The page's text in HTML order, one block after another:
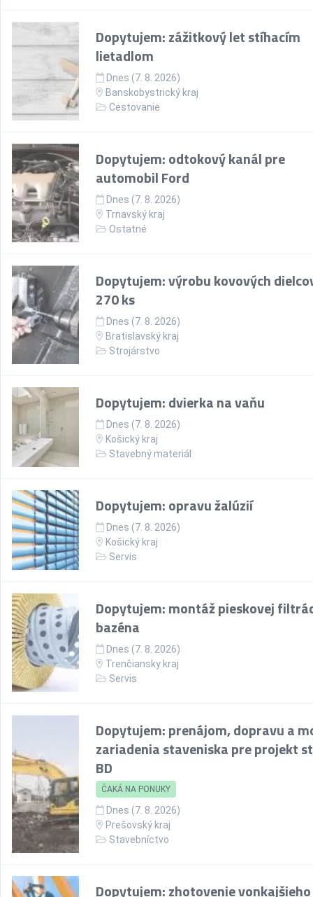
Dopytujem: zážitkový let stíhacím
lietadlom
Dnes (7. 8. 2026)
Banskobystrický kraj
Cestovanie
Dopytujem: odtokový kanál pre
automobil Ford
Dnes (7. 8. 2026)
Trnavský kraj
Ostatné
Dopytujem: výrobu kovových
270 ks
Dnes (7. 8. 2026)
Bratislavský kraj
Strojárstvo
Dopytujem: dvierka na vaňu
Dnes (7. 8. 2026)
Košický kraj
Stavebný materiál
Dopytujem: opravu žalúzií
Dnes (7. 8. 2026)
Košický kraj
Servis
Dopytujem: montáž pieskovej
bazéna
Dnes (7. 8. 2026)
Trenčiansky kraj
Servis
Dopytujem: prenájom, dopravu a
zariadenia staveniska pre projekt
BD
ČAKÁ NA PONUKY
Dnes (7. 8. 2026)
Prešovský kraj
Stavebníctvo
Dopytujem: zhotovenie vonkajšieho